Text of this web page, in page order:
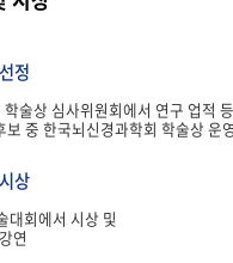
정
학술상 심사위원회에서 연구 업적
보 중 한국뇌신경과학회 학술상 운
상
대회에서 시상 및
연